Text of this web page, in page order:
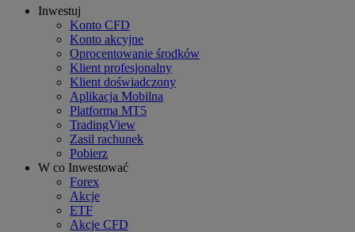
Inwestuj
Konto CFD
Konto akcyjne
Oprocentowanie środków
Klient profesjonalny
Klient doświadczony
Aplikacja Mobilna
Platforma MT5
TradingView
Zasil rachunek
Pobierz
W co Inwestować
Forex
Akcje
ETF
Akcje CFD